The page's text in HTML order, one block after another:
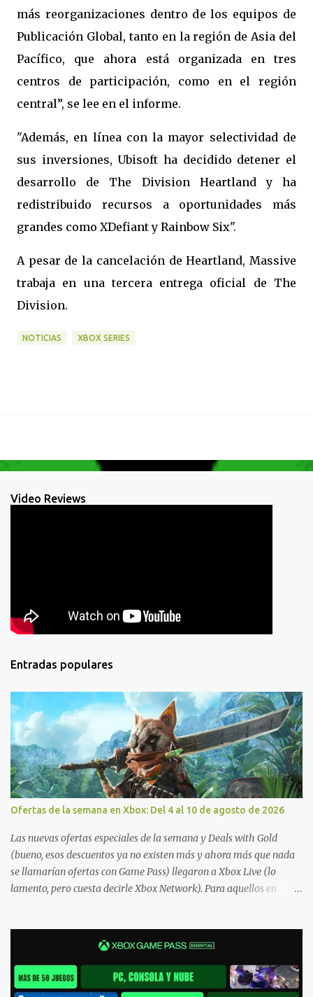
más reorganizaciones dentro de los equipos de
Publicación Global, tanto en la región de Asia del
Pacífico, que ahora está organizada en tres
centros de participación, como en el región
central”, se lee en el informe.
"Además, en línea con la mayor selectividad de
sus inversiones, Ubisoft ha decidido detener el
desarrollo de The Division Heartland y ha
redistribuido recursos a oportunidades más
grandes como XDefiant y Rainbow Six".
A pesar de la cancelación de Heartland, Massive
trabaja en una tercera entrega oficial de The
Division.
NOTICIAS XBOX SERIES
Video Reviews
Entradas populares
Ofertas de la semana en Xbox: Del 4 al 10 de agosto de 2026
Las nuevas ofertas especiales de la semana y Deals with Gold
(bueno, esos descuentos ya no existen más y ahora más que nada
se llamarían ofertas con Game Pass) llegaron a Xbox Live (lo
lamento, pero cuesta decirle Xbox Network). Para aquellos en
jugarlos y mantener un progreso compartido en Windows PC y
Xbox, y tenemos un listado de juegos compatibles por acá . ¿Aún
necesitas una mano con las compras? Tenemos un tutorial extenso
o en vídeo para que se quiten todas las dudas generales de cómo